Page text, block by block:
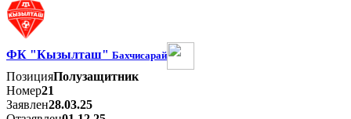
ФК "Кызылташ" Бахчисарай
ПозицияПолузащитник
Номер21
Заявлен28.03.25